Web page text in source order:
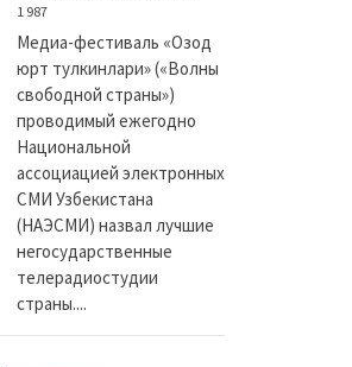
1 987
Медиа-фестиваль «Озод
юрт тулкинлари» («Волны
свободной страны»)
проводимый ежегодно
Национальной
ассоциацией электронных
СМИ Узбекистана
(НАЭСМИ) назвал лучшие
негосударственные
телерадиостудии
страны....